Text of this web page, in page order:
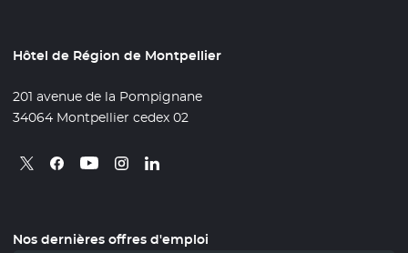
Hôtel de Région de Montpellier
201 avenue de la Pompignane
34064 Montpellier cedex 02
Retrouvez nous sur X
- Nouvelle fenêtre
Retrouvez nous sur Facebook
- Nouvelle fenêtre
Retrouvez nous sur Youtube
- Nouvelle fenêtre
Retrouvez nous sur Instagram
- Nouvelle fenêtre
Retrouvez nous sur Linkedin
- Nouvelle fenêtre
Nos dernières offres d'emploi